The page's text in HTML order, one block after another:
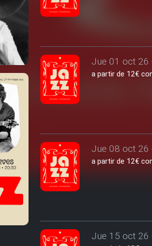
Jue 01 oct 26
a partir de 12€
Jue 08 oct 26
a partir de 12€
Jue 15 oct 26